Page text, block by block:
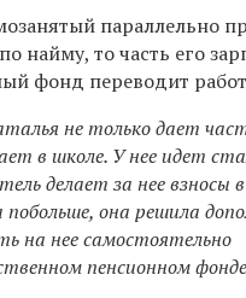
параллельно
найму, то часть его
фонд переводит
не только дает
в школе. У нее идет
делает за нее
побольше, она решила
на нее самостоятельно
пенсионном